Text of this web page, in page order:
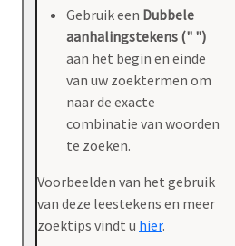
Gebruik een Dubbele
aanhalingstekens (" ")
aan het begin en einde
van uw zoektermen om
naar de exacte
combinatie van woorden
te zoeken.
Voorbeelden van het gebruik
van deze leestekens en meer
zoektips vindt u hier.